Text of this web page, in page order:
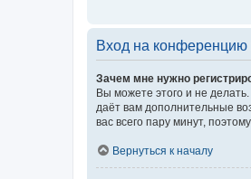
Вход на конференцию
Зачем мне нужно
Вы можете этого и не
даёт вам дополнительные
вас всего пару минут,
Вернуться к началу